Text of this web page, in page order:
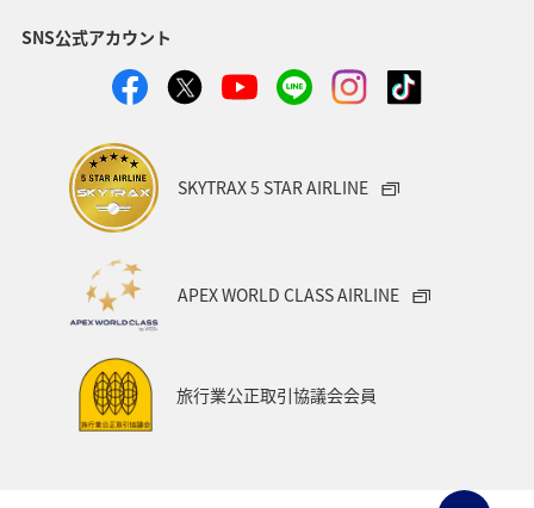
SNS公式アカウント
SKYTRAX 5 STAR AIRLINE
APEX WORLD CLASS AIRLINE
旅行業公正取引協議会会員